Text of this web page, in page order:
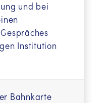
und bei
Institution
Bahnkarte